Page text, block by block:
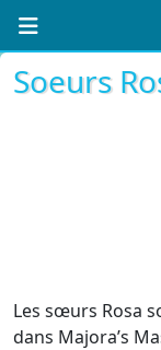
Soeurs
Les sœurs Rosa
dans Majora’s